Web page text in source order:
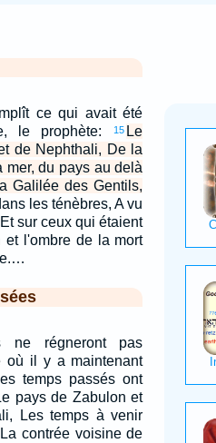
ce qui avait été
le prophète:
15 Le
de Nephthali, De la
du pays au delà
Galilée des Gentils,
les ténèbres, A vu
sur ceux qui étaient
l'ombre de la mort
ne régneront pas
où il y a maintenant
temps passés ont
pays de Zabulon et
Les temps à venir
contrée voisine de